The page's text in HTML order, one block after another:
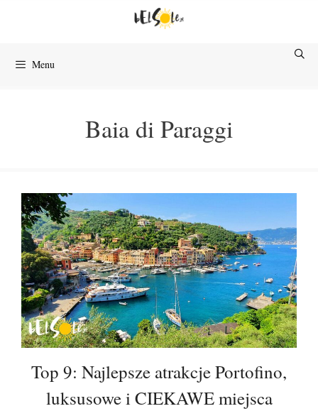
Menu
Baia di Paraggi
Top 9: Najlepsze atrakcje Portofino,
luksusowe i CIEKAWE miejsca